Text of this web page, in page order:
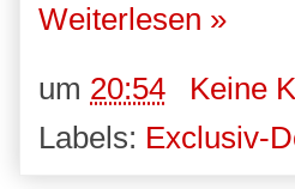
Weiterlesen »
um 20:54
Keine
Labels: Exclusiv-